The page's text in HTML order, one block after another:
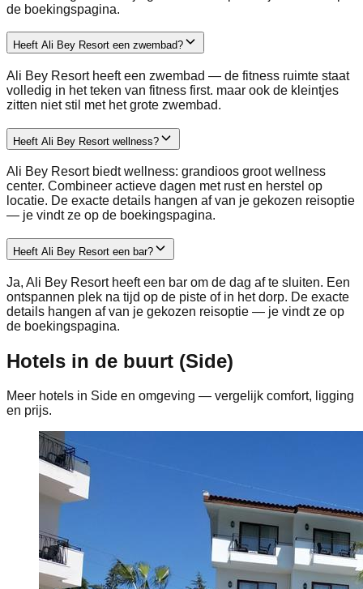
de boekingspagina.
Heeft Ali Bey Resort een zwembad?
Ali Bey Resort heeft een zwembad — de fitness ruimte staat
volledig in het teken van fitness first. maar ook de kleintjes
zitten niet stil met het grote zwembad.
Heeft Ali Bey Resort wellness?
Ali Bey Resort biedt wellness: grandioos groot wellness
center. Combineer actieve dagen met rust en herstel op
locatie. De exacte details hangen af van je gekozen reisoptie
— je vindt ze op de boekingspagina.
Heeft Ali Bey Resort een bar?
Ja, Ali Bey Resort heeft een bar om de dag af te sluiten. Een
ontspannen plek na tijd op de piste of in het dorp. De exacte
details hangen af van je gekozen reisoptie — je vindt ze op
de boekingspagina.
Hotels in de buurt (Side)
Meer hotels in Side en omgeving — vergelijk comfort, ligging
en prijs.